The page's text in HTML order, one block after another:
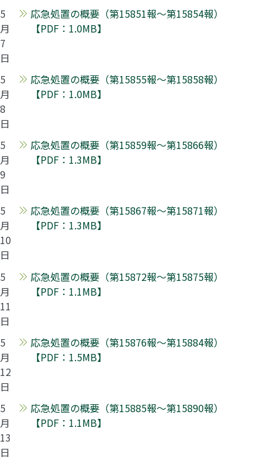
5
月
7
日
応急処置の概要（第15851報～第15854報）
【PDF：1.0MB】
5
月
8
日
応急処置の概要（第15855報～第15858報）
【PDF：1.0MB】
5
月
9
日
応急処置の概要（第15859報～第15866報）
【PDF：1.3MB】
5
月
10
日
応急処置の概要（第15867報～第15871報）
【PDF：1.3MB】
5
月
11
日
応急処置の概要（第15872報～第15875報）
【PDF：1.1MB】
5
月
12
日
応急処置の概要（第15876報～第15884報）
【PDF：1.5MB】
5
月
13
日
応急処置の概要（第15885報～第15890報）
【PDF：1.1MB】